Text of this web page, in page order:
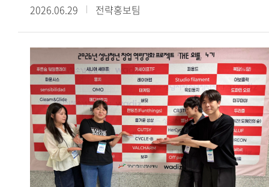
가능성을 피부로 체감한 계기였습니다. 이후 GTEP을 통해
현재는 한국에서 무슬림이 편하게 생활하도록 돕는
라이프스타일 앱을 개발하는 스타트업을 창업했습니다. 국내에
거주하는 무슬림은 전국에 흩어져있는데 이들이 편리하게
쇼핑을 하고 커뮤니티를 이어갈 수 있는 서비스를 제공하려
합니다. 앱은 7월경 출시를 목표로 하고 있습니다. 이처럼 제가
창업에 도전하고 진로를 개척하는 데 GTEP의 역할이 꽤 컸다고
생각합니다. - 앞으로의 계획을 들려주세요. 현재 HUFS Start-
up platform에 입주해 교내 창업지원단의 도움을 받아 창업한
점에서 의미가 있다. 학생들이 대학에서 쌓은 전공 역량과
창의적 사고를 지역사회 문제 해결에 적용하며 정책 기획
능력과 현장 실무 역량을 보여줬다는 평가다.한편,
용인특례시는 현장 적용 가능성이 높은 우수 정책을 관련
사업과 연계해 실증하고, 검토 결과를 바탕으로 실제 정책에
반영할 계획이다. 이를 통해 청년들이 제안한 아이디어가
지역사회의 변화를 이끄는 실질적인 정책으로 발전할 수
있도록 지원할 예정이다.
성적을 거두었다.이번 대회는 한국대학펜싱연맹이 주최하고
제천시와 제천시체육회가 후원한 전국 규모의 대회로, 전국
38개 대학 선수부와 40개 대학 동아리부 등 총 647명이
참가했다. 우리 대학에서는 선수 29명이 출전해 뛰어난 기량과
팀워크를 바탕으로 여러 종목에서 입상하며 우수한 경쟁력을
보여주었다.여자 플뢰레 단체전에서는 김지성(영미문학 문화
22), 최예진(체코 슬로바키아 22), Hortense(국제학 23), 김은
(영미문학 문화 23) 학생이 팀을 이뤄 우승을 차지했다.
개인전에서도 우수한 성과가 이어졌다. 김지성(영미문학 문화
22) 학생이 여자 플뢰레 개인전 준우승을 차지했으며, 이기령
(중국외교통상 22) 학생은 남자 플뢰레 개인전 3위, 이유종
2026.06.29 전략홍보팀